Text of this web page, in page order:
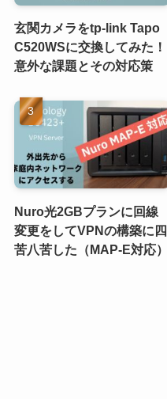
玄関カメラをtp-link Tapo
C520WSに交換してみた！
意外な課題とその対応策
Nuro光2GBプランに回線
変更をしてVPNの構築に四
苦八苦した（MAP-E対応）